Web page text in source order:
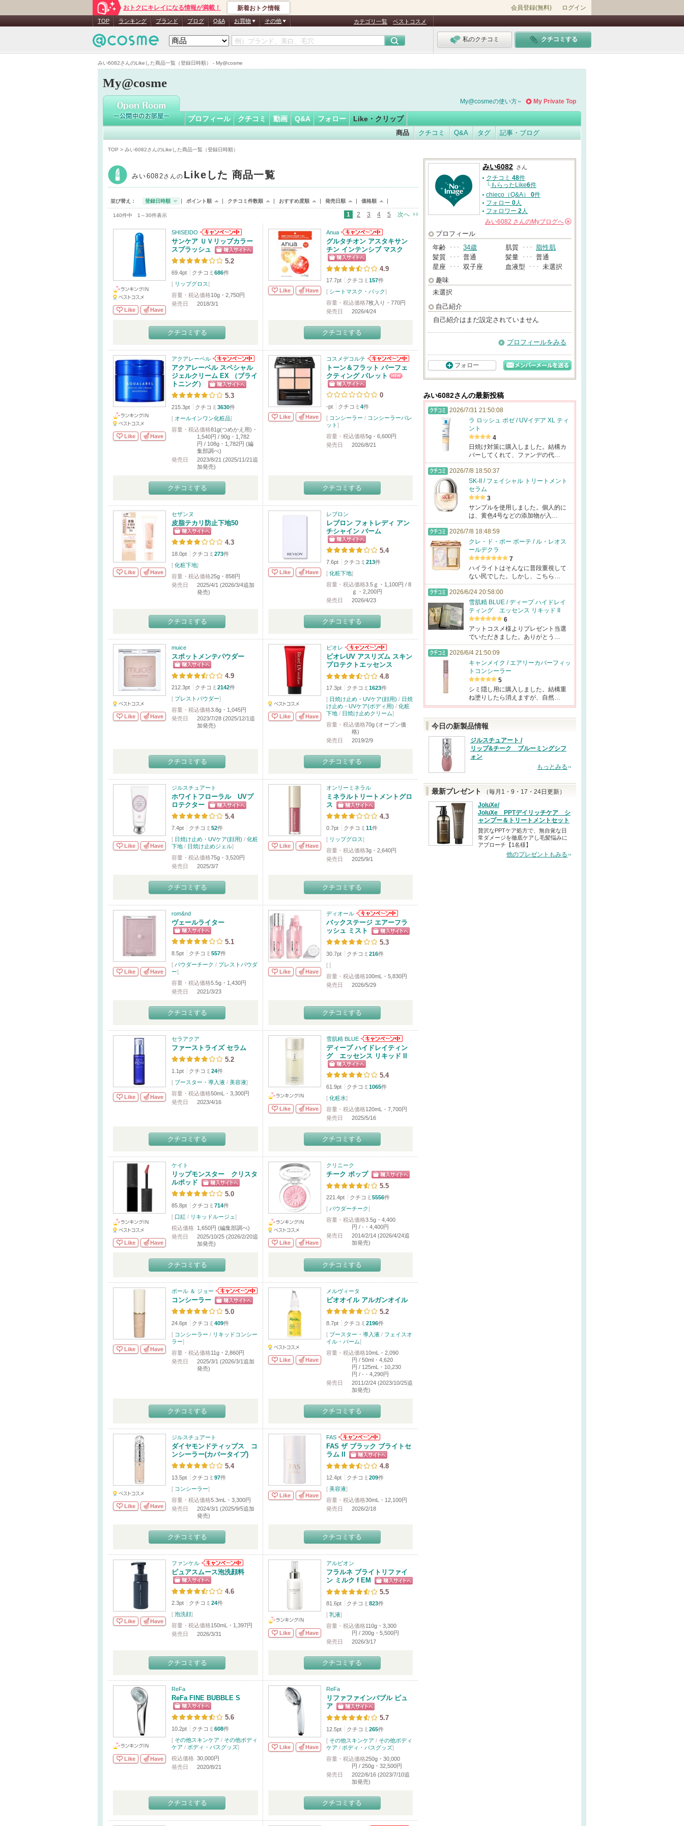
みい6082さんのLikeした商品一覧（登録日時順） - My@cosme
おトクにキレイになる情報が満載！ 新着おトク情報 会員登録(無料) ログイン
TOP ランキング ブランド ブログ Q&A お買物 その他 カテゴリ一覧 ベストコスメ
私のクチコミ クチコミする
My@cosme
みい6082さん
My Private Top
My@cosmeの使い方
プロフィール クチコミ 動画 Q&A フォロー Like・クリップ
商品 クチコミ Q&A タグ 記事・ブログ
TOP > みい6082さんのLikeした商品一覧（登録日時順）
みい6082さんの Likeした 商品一覧
並び替え： 登録日時順 ポイント順 クチコミ件数順 おすすめ度順 発売日順 価格順
140件中 1～30件表示 1 2 3 4 5 次へ
Like Have
SHISEIDO
サンケア ＵＶリップカラー
スプラッシュ
5.2
69.4pt クチコミ 686件
[ リップグロス]
容量・税込価格10g・2,750円
発売日
2018/3/1
クチコミする
Like Have
Anua
グルタチオン アスタキサン
チン インテンシブ マスク
4.9
17.7pt クチコミ 157件
[ シートマスク・パック]
容量・税込価格7枚入り・770円
発売日
2026/4/24
クチコミする
Like Have
アクアレーベル
アクアレーベル スペシャル
ジェルクリーム EX （ブライ
トニング）
5.3
215.3pt クチコミ 3630件
[ オールインワン化粧品]
容量・税込価格81g(つめかえ用)・
1,540円 / 90g・1,782
円 / 108g・1,782円 (編
集部調べ)
発売日
2023/8/21 (2025/11/21追
加発売)
クチコミする
Like Have
コスメデコルテ
トーン＆フラット パーフェ
クティング パレット
0
-pt クチコミ 4件
[ コンシーラー / コンシーラーパレ
ット]
容量・税込価格5g・6,600円
発売日
2026/8/21
クチコミする
Like Have
セザンヌ
皮脂テカリ防止下地50
4.3
18.0pt クチコミ 273件
[ 化粧下地]
容量・税込価格25g・858円
発売日
2025/4/1 (2026/3/4追加
発売)
クチコミする
Like Have
レブロン
レブロン フォトレディ アン
チシャイン バーム
5.4
7.6pt クチコミ 213件
[ 化粧下地]
容量・税込価格3.5ｇ・1,100円 / 8
ｇ・2,200円
発売日
2026/4/23
クチコミする
Like Have
muice
スポットメンテパウダー
4.9
212.3pt クチコミ 2142件
[ プレストパウダー]
容量・税込価格3.8g・1,045円
発売日
2023/7/28 (2025/12/1追
加発売)
クチコミする
Like Have
ビオレ
ビオレUV アスリズム スキン
プロテクトエッセンス
4.8
17.3pt クチコミ 1623件
[ 日焼け止め・UVケア(顔用) / 日焼
け止め・UVケア(ボディ用) / 化粧
下地 / 日焼け止めクリーム]
容量・税込価格70g (オープン価
格)
発売日
2019/2/9
クチコミする
Like Have
ジルスチュアート
ホワイトフローラル UVプ
ロテクター
5.4
7.4pt クチコミ 52件
[ 日焼け止め・UVケア(顔用) / 化粧
下地/ 日焼け止めジェル]
容量・税込価格75g・3,520円
発売日
2025/3/7
クチコミする
Like Have
オンリーミネラル
ミネラルトリートメントグロ
ス
4.3
0.7pt クチコミ 11件
[ リップグロス]
容量・税込価格3g・2,640円
発売日
2025/9/1
クチコミする
Like Have
rom&nd
ヴェールライター
5.1
8.5pt クチコミ 557件
[ パウダーチーク / プレストパウダ
ー]
容量・税込価格5.5g・1,430円
発売日
2021/3/23
クチコミする
Like Have
ディオール
バックステージ エアーフラ
ッシュ ミスト
5.3
30.7pt クチコミ 216件
[ ]
容量・税込価格100mL・5,830円
発売日
2026/5/29
クチコミする
Like Have
セラアクア
ファーストライズ セラム
5.2
1.1pt クチコミ 24件
[ ブースター・導入液/ 美容液]
容量・税込価格50mL・3,300円
発売日
2023/4/16
クチコミする
Like Have
雪肌精 BLUE
ディープ ハイドレイティン
グ エッセンス リキッド II
5.4
61.9pt クチコミ 1065件
[ 化粧水]
容量・税込価格120mL・7,700円
発売日
2025/5/16
クチコミする
Like Have
ケイト
リップモンスター クリスタ
ルポッド
5.0
85.8pt クチコミ 714件
[ 口紅 / リキッドルージュ ]
税込価格
1,650円 (編集部調べ)
発売日
2025/10/25 (2026/2/20追
加発売)
クチコミする
Like Have
クリニーク
チーク ポップ
5.5
221.4pt クチコミ 5556件
[ パウダーチーク]
容量・税込価格3.5g・4,400
円 / -・4,400円
発売日
2014/2/14 (2026/4/24追
加発売)
クチコミする
Like Have
ポール ＆ ジョー
コンシーラー
5.0
24.6pt クチコミ 409件
[ コンシーラー / リキッドコンシー
ラー]
容量・税込価格11g・2,860円
発売日
2025/3/1 (2026/3/1追加
発売)
クチコミする
Like Have
メルヴィータ
ビオオイル アルガンオイル
5.2
8.7pt クチコミ 2196件
[ ブースター・導入液 / フェイスオ
イル・バーム]
容量・税込価格10mL・2,090
円 / 50ml・4,620
円 / 125mL・10,230
円 / -・4,290円
発売日
2011/2/24 (2023/10/25追
加発売)
クチコミする
Like Have
ジルスチュアート
ダイヤモンドティップス コ
ンシーラー(カバータイプ)
5.4
13.5pt クチコミ 97件
[ コンシーラー]
容量・税込価格5.3mL・3,300円
発売日
2024/3/1 (2025/9/5追加
発売)
クチコミする
Like Have
FAS
FAS ザ ブラック ブライトセ
ラム II
4.8
12.4pt クチコミ 209件
[ 美容液]
容量・税込価格30mL・12,100円
発売日
2026/2/18
クチコミする
Like Have
ファンケル
ピュアスムース泡洗顔料
4.6
2.3pt クチコミ 24件
[ 泡洗顔]
容量・税込価格150mL・1,397円
発売日
2026/3/31
クチコミする
Like Have
アルビオン
フラルネ ブライトリファイ
ン ミルク f EM
5.5
81.6pt クチコミ 823件
[ 乳液]
容量・税込価格110g・3,300
円 / 200g・5,500円
発売日
2026/3/17
クチコミする
Like Have
ReFa
ReFa FINE BUBBLE S
5.6
10.2pt クチコミ 608件
[ その他スキンケア / その他ボディ
ケア / ボディ・バスグッズ]
税込価格 30,000円
発売日
2020/8/21
クチコミする
Like Have
ReFa
リファファインバブル ピュ
ア
5.7
12.5pt クチコミ 265件
[ その他スキンケア / その他ボディ
ケア / ボディ・バスグッズ]
容量・税込価格250g・30,000
円 / 250g・32,500円
発売日
2022/6/16 (2023/7/10追
加発売)
クチコミする
みい6082 さん
クチコミ 48件
└もらったLike6件
chieco（Q&A） 0件
フォロー 0人
フォロワー 2人
みい6082 さんのMyブログへ
プロフィール
年齢 ･･･ 34歳 肌質 ･･･
脂性肌
髪質 ･･･ 普通 髪量 ･･･ 普通
星座 ･･･ 双子座 血液型 ･･･ 未選択
趣味
未選択
自己紹介
自己紹介はまだ設定されていません
プロフィールをみる
フォロー
みい6082さんの最新投稿
2026/7/31 21:50:08
ラ ロッシュ ポゼ / UVイデア XL ティ
ント
4
日焼け対策に購入しました。結構カ
バーしてくれて、ファンデの代…
2026/7/8 18:50:37
SK-II / フェイシャル トリートメント
セラム
3
サンプルを使用しました。個人的に
は、黄色4号などの添加物が入…
2026/7/8 18:48:59
クレ・ド・ポー ボーテ / ル・レオス
ールデクラ
7
ハイライトはそんなに普段重視して
ない民でした。しかし、こちら…
2026/6/24 20:58:00
雪肌精 BLUE / ディープ ハイドレイ
ティング エッセンス リキッド II
6
アットコスメ様よりプレゼント当選
でいただきました。ありがとう…
2026/6/4 21:50:09
キャンメイク / エアリーカバーフィッ
トコンシーラー
5
シミ隠し用に購入しました。結構重
ね塗りしたら消えますが、自然…
今日の新製品情報
ジルスチュアート /
リップ&チーク ブルーミングシフ
ォン
もっとみる
最新プレゼント
（毎月1・9・17・24日更新）
JoluXe/
JoluXe PPTデイリッチケア シ
ャンプー＆トリートメントセット
贅沢なPPTケア処方で、無自覚な日
常ダメージを徹底ケアし毛髪悩みに
アプローチ【1名様】
他のプレゼントもみる